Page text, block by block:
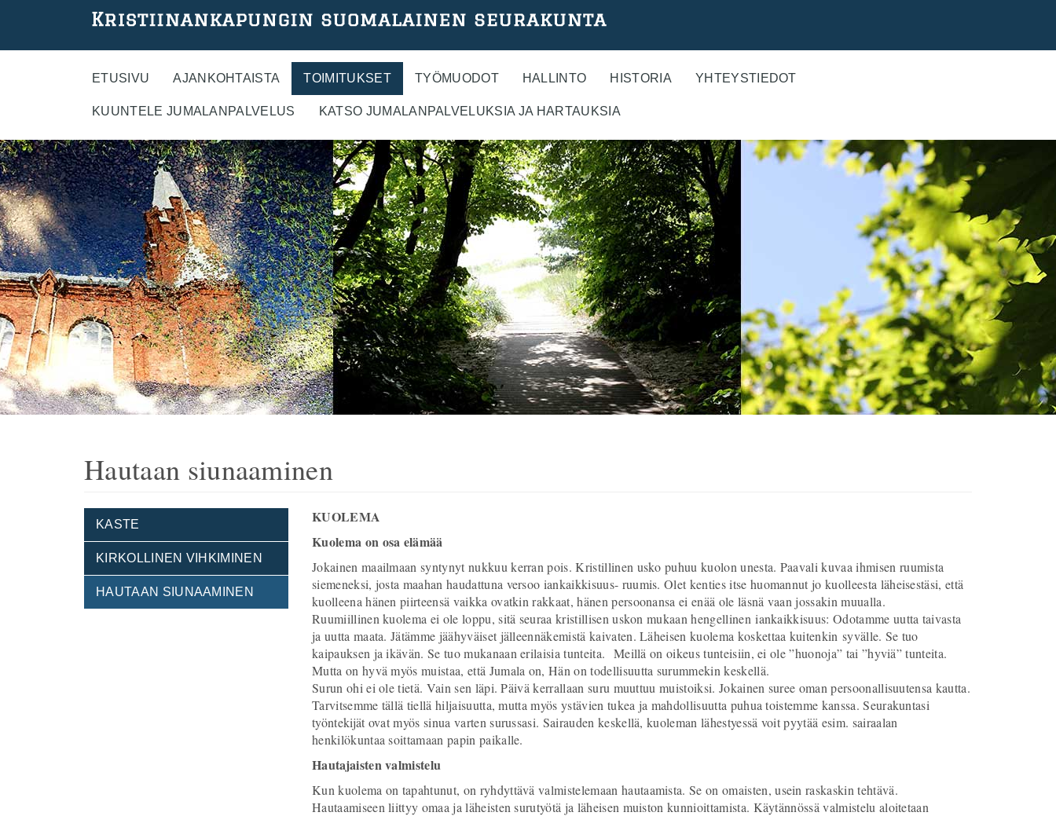
ETUSIVU AJANKOHTAISTA TOIMITUKSET TYÖMUODOT HALLINTO HISTORIA YHTEYSTIEDOT
KUUNTELE JUMALANPALVELUS KATSO JUMALANPALVELUKSIA JA HARTAUKSIA
Hautaan siunaaminen
KASTE
KIRKOLLINEN VIHKIMINEN
HAUTAAN SIUNAAMINEN
KUOLEMA
Kuolema on osa elämää
Jokainen maailmaan syntynyt nukkuu kerran pois. Kristillinen usko puhuu kuolon unesta. Paavali kuvaa ihmisen ruumista
siemeneksi, josta maahan haudattuna versoo iankaikkisuus- ruumis. Olet kenties itse huomannut jo kuolleesta läheisestäsi, että
kuolleena hänen piirteensä vaikka ovatkin rakkaat, hänen persoonansa ei enää ole läsnä vaan jossakin muualla.
Ruumiillinen kuolema ei ole loppu, sitä seuraa kristillisen uskon mukaan hengellinen iankaikkisuus: Odotamme uutta taivasta
ja uutta maata. Jätämme jäähyväiset jälleennäkemistä kaivaten. Läheisen kuolema koskettaa kuitenkin syvälle. Se tuo
kaipauksen ja ikävän. Se tuo mukanaan erilaisia tunteita. Meillä on oikeus tunteisiin, ei ole ”huonoja” tai ”hyviä” tunteita.
Mutta on hyvä myös muistaa, että Jumala on, Hän on todellisuutta surummekin keskellä.
Surun ohi ei ole tietä. Vain sen läpi. Päivä kerrallaan suru muuttuu muistoiksi. Jokainen suree oman persoonallisuutensa kautta.
Tarvitsemme tällä tiellä hiljaisuutta, mutta myös ystävien tukea ja mahdollisuutta puhua toistemme kanssa. Seurakuntasi
työntekijät ovat myös sinua varten surussasi. Sairauden keskellä, kuoleman lähestyessä voit pyytää esim. sairaalan
henkilökuntaa soittamaan papin paikalle.
Hautajaisten valmistelu
Kun kuolema on tapahtunut, on ryhdyttävä valmistelemaan hautaamista. Se on omaisten, usein raskaskin tehtävä.
Hautaamiseen liittyy omaa ja läheisten surutyötä ja läheisen muiston kunnioittamista. Käytännössä valmistelu aloitetaan